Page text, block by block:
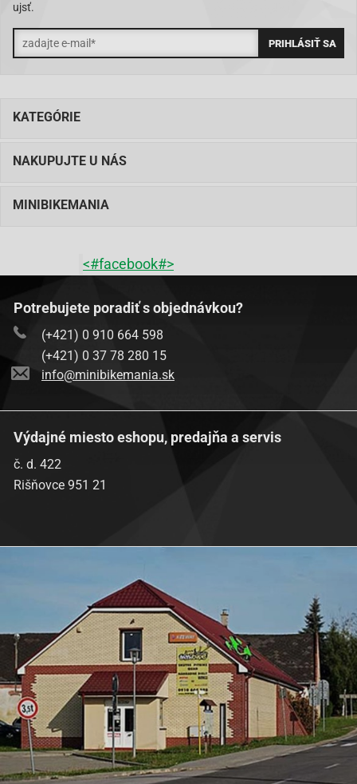
ujsť.
KATEGÓRIE
NAKUPUJTE U NÁS
MINIBIKEMANIA
<#facebook#>
Potrebujete poradiť s objednávkou?
(+421) 0 910 664 598
(+421) 0 37 78 280 15
info@minibikemania.sk
Výdajné miesto eshopu, predajňa a servis
č. d. 422
Rišňovce 951 21